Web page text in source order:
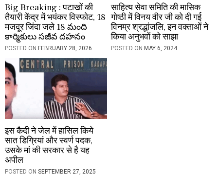
Big Breaking : पटाखों की
तैयारी केंद्र में भयंकर विस्फोट, 18
मजदूर जिंदा जले 18 మంది
కార్మికులు సజీవ దహనం
POSTED ON FEBRUARY 28, 2026
साहित्य सेवा समिति की मासिक
गोष्ठी में विनय वीर जी को दी गई
विनम्र श्रद्धांजलि, इन वक्ताओं ने
किया अनुभवों को साझा
POSTED ON MAY 6, 2024
इस कैदी ने जेल में हासिल किये
सात डिग्रियां और स्वर्ण पदक,
उसके मां की सरकार से है यह
अपील
POSTED ON SEPTEMBER 27, 2025